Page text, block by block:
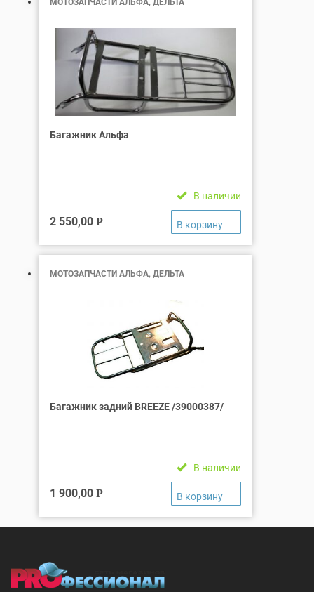
МОТОЗАПЧАСТИ АЛЬФА, ДЕЛЬТА
Багажник Альфа
В наличии
2 550,00 Р
МОТОЗАПЧАСТИ АЛЬФА, ДЕЛЬТА
Багажник задний BREEZE /39000387/
В наличии
1 900,00 Р